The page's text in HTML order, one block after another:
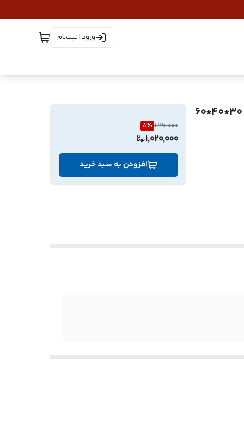
ورود | ثبت‌نام
1,120,000
8%
1,020,000
افزودن به سبد خرید